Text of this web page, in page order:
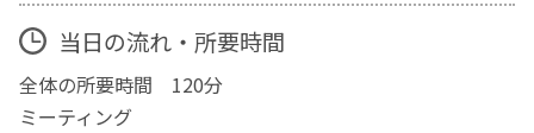
当日の流れ・所要時間
全体の所要時間 120分
ミーティング